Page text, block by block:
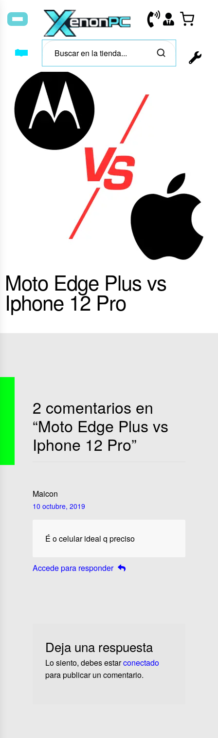
Moto Edge Plus vs
Iphone 12 Pro
2 comentarios en
“Moto Edge Plus vs
Iphone 12 Pro”
Maicon
10 octubre, 2019
É o celular ideal q preciso
Accede para responder
Deja una respuesta
Lo siento, debes estarconectado
para publicar un comentario.